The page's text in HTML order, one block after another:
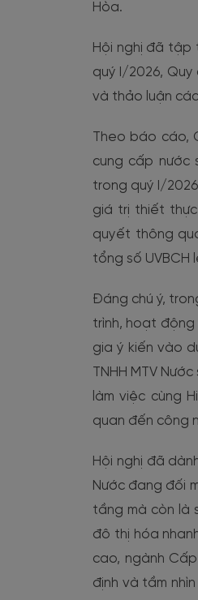
Hòa.
Hội nghị đã tập
quý I/2026, Quy
và thảo luận
Theo báo cáo,
cung cấp nước
trong quý I/
giá trị thiết thực
quyết thông
tổng số UVBCH
Đáng chú ý,
trình, hoạt
gia ý kiến vào
TNHH MTV
làm việc cùng
quan đến công
Hội nghị đã
Nước đang đối
tầng mà còn là
đô thị hóa
cao, ngành
định và tầm